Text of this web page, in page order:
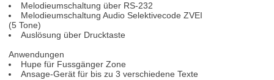
Melodieumschaltung über RS-232
Melodieumschaltung Audio Selektivecode ZVEI
(5 Tone)
Auslösung über Drucktaste
Anwendungen
Hupe für Fussgänger Zone
Ansage-Gerät für bis zu 3 verschiedene Texte